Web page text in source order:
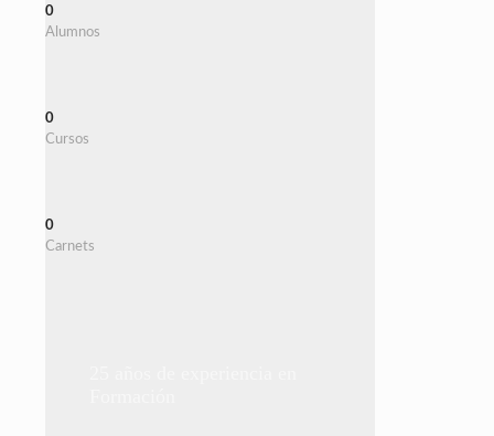
0
Alumnos
0
Cursos
0
Carnets